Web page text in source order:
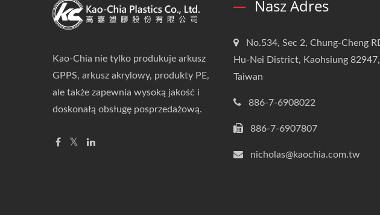
Kao-Chia nie tylko produkuje arkusz
GPPS, arkusz akrylowy, produkty PE,
ale także zapewnia wysoką jakość i
doskonałą obsługę posprzedażową.
Nasz Adres
No.534, Sec 2, Chung-Cheng
Hu-Nei District, Kaohsiung 82947,
Taiwan
886-7-6908022
886-7-6907807
nicholas@kaochia.com.tw